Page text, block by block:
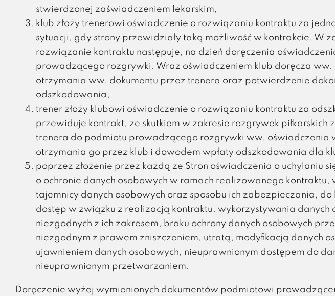
stwierdzonej zaświadczeniem lekarskim,
klub złoży trenerowi oświadczenie o rozwiązaniu kontraktu za
sytuacji, gdy strony przewidziały taką możliwość w kontrakcie. W
rozwiązanie kontraktu następuje, na dzień doręczenia
prowadzącego rozgrywki. Wraz oświadczeniem klub doręcza
otrzymania ww. dokumentu przez trenera oraz potwierdzenie
odszkodowania,
trener złoży klubowi oświadczenie o rozwiązaniu kontraktu za
przewiduje kontrakt, ze skutkiem w zakresie rozgrywek piłkarskich
trenera do podmiotu prowadzącego rozgrywki ww. oświadczenia
otrzymania go przez klub i dowodem wpłaty odszkodowania dla
poprzez złożenie przez każdą ze Stron oświadczenia o uchylaniu
o ochronie danych osobowych w ramach realizowanego kontraktu,
tajemnicy danych osobowych oraz sposobu ich zabezpieczania, do
dostęp w związku z realizacją kontraktu, wykorzystywania danych
niezgodnych z ich zakresem, braku ochrony danych osobowych
niezgodnym z prawem zniszczeniem, utratą, modyfikacją danych
ujawnieniem danych osobowych, nieuprawnionym dostępem do
nieuprawnionym przetwarzaniem.
Doręczenie wyżej wymienionych dokumentów podmiotowi